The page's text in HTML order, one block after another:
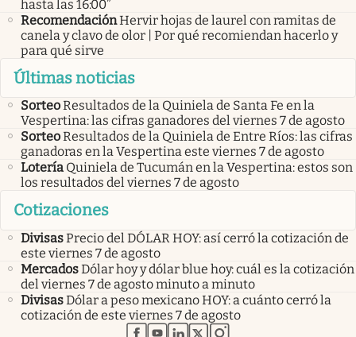
hasta las 16:00”
RecomendaciónHervir hojas de laurel con ramitas de
canela y clavo de olor | Por qué recomiendan hacerlo y
para qué sirve
Últimas noticias
SorteoResultados de la Quiniela de Santa Fe en la
Vespertina: las cifras ganadores del viernes 7 de agosto
SorteoResultados de la Quiniela de Entre Ríos: las cifras
ganadoras en la Vespertina este viernes 7 de agosto
Lotería Quiniela de Tucumán en la Vespertina: estos son
los resultados del viernes 7 de agosto
Cotizaciones
DivisasPrecio del DÓLAR HOY: así cerró la cotización de
este viernes 7 de agosto
MercadosDólar hoy y dólar blue hoy: cuál es la cotización
del viernes 7 de agosto minuto a minuto
DivisasDólar a peso mexicano HOY: a cuánto cerró la
cotización de este viernes 7 de agosto
abre en nueva pestaña
abre en nueva pestaña
abre en nueva pestaña
abre en nueva pestaña
abre en nueva pestaña